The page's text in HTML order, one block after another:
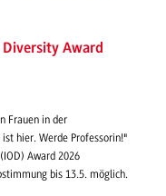
Award
Frauen in der
hier. Werde Professorin!"
Award 2026
bis 13.5. möglich.